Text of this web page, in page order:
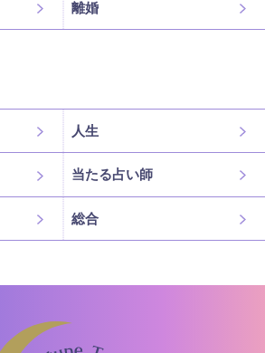
離婚
人生
当たる占い師
総合